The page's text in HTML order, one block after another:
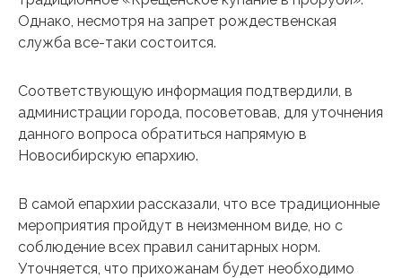
Однако, несмотря на запрет рождественская
служба все-таки состоится.
Соответствующую информация подтвердили, в
администрации города, посоветовав, для уточнения
данного вопроса обратиться напрямую в
Новосибирскую епархию.
В самой епархии рассказали, что все традиционные
мероприятия пройдут в неизменном виде, но с
соблюдение всех правил санитарных норм.
Уточняется, что прихожанам будет необходимо